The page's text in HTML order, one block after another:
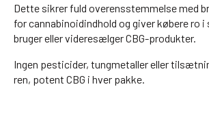
Dette sikrer fuld overensstemmelse med
for cannabinoidindhold og giver købere ro i
bruger eller videresælger CBG-produkter.
Ingen pesticider, tungmetaller eller
ren, potent CBG i hver pakke.